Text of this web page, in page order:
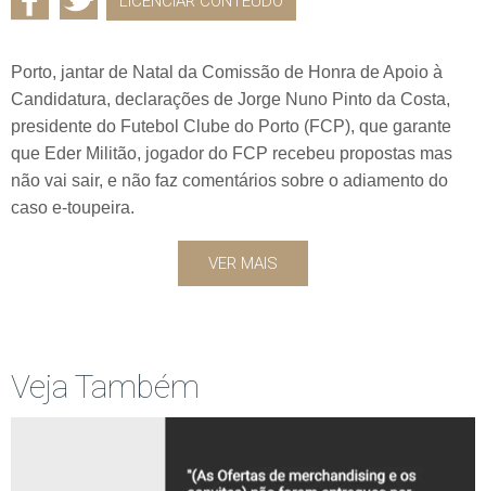
Porto, jantar de Natal da Comissão de Honra de Apoio à
Candidatura, declarações de Jorge Nuno Pinto da Costa,
presidente do Futebol Clube do Porto (FCP), que garante
que Eder Militão, jogador do FCP recebeu propostas mas
não vai sair, e não faz comentários sobre o adiamento do
caso e-toupeira.
VER MAIS
Veja Também